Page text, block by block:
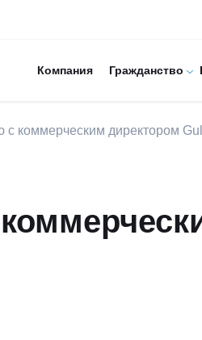
Компания Гражданство
с коммерческим директором